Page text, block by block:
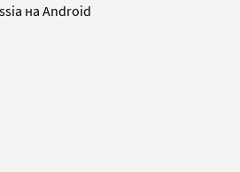
на Android